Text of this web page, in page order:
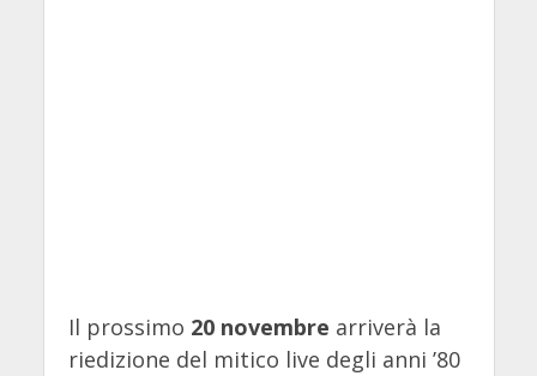
Il prossimo 20 novembre arriverà la
riedizione del mitico live degli anni ’80